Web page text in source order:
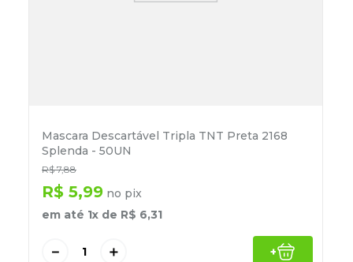
Mascara Descartável Tripla TNT Preta 2168
Splenda - 50UN
R$ 7,88
R$ 5,99 no pix
em até 1x de R$ 6,31
＋
－ +